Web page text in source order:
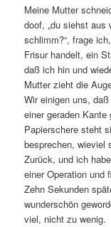
Meine Mutter
doof, „du siehst aus
schlimm?“, frage
Frisur handelt, ein
daß ich hin und
Mutter zieht die
Wir einigen uns,
einer geraden
Papierschere steht
besprechen, wieviel
Zurück, und ich
einer Operation und
Zehn Sekunden
wunderschön
viel, nicht zu wenig.